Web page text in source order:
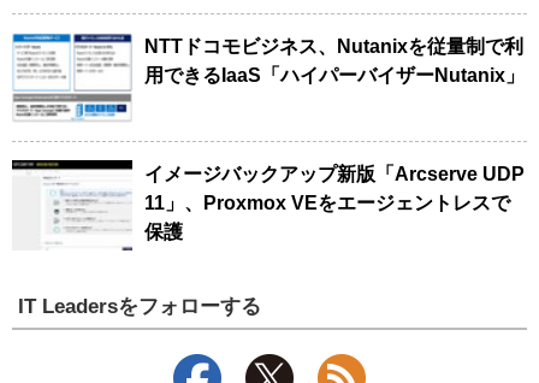
NTTドコモビジネス、Nutanixを従量制で利
用できるIaaS「ハイパーバイザーNutanix」
イメージバックアップ新版「Arcserve UDP
11」、Proxmox VEをエージェントレスで
保護
IT Leadersをフォローする